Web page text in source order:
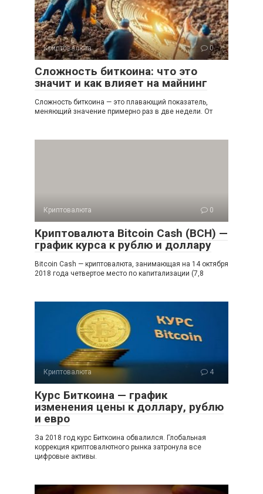
Криптовалюта 0
Сложность биткоина: что это
значит и как влияет на майнинг
Сложность биткоина — это плавающий показатель,
меняющий значение примерно раз в две недели. От
Криптовалюта 0
Криптовалюта Bitcoin Cash (BCH) —
график курса к рублю и доллару
Bitcoin Cash — криптовалюта, занимающая на 14 октября
2018 года четвертое место по капитализации (7,8
Криптовалюта 4
Курс Биткоина — график
изменения цены к доллару, рублю
и евро
За 2018 год курс Биткоина обвалился. Глобальная
коррекция криптовалютного рынка затронула все
цифровые активы.